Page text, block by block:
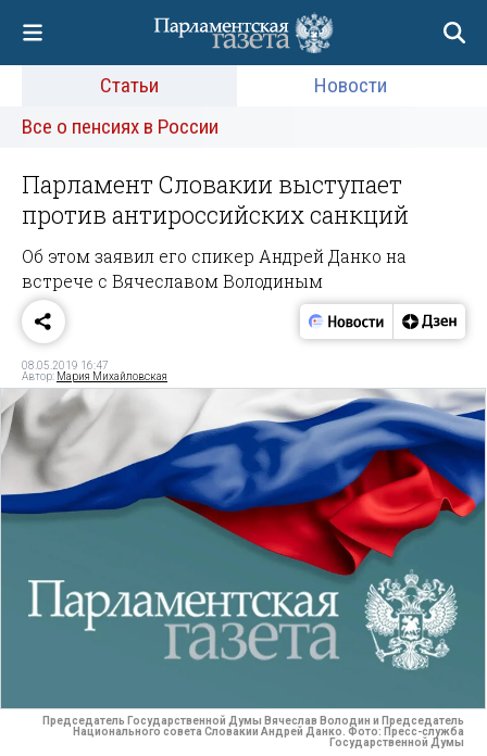
Статьи
Новости
Все о пенсиях в России
Парламент Словакии выступает
против антироссийских санкций
Об этом заявил его спикер Андрей Данко на
встрече с Вячеславом Володиным
08.05.2019 16:47
Автор: Мария Михайловская
Председатель Государственной Думы Вячеслав Володин и Председатель
Национального совета Словакии Андрей Данко. Фото: Пресс-служба
Государственной Думы